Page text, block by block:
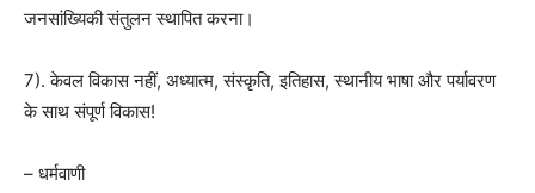
जनसांख्यिकी संतुलन स्थापित करना।
7). केवल विकास नहीं, अध्यात्म, संस्कृति, इतिहास, स्थानीय भाषा और पर्यावरण
के साथ संपूर्ण विकास!
– धर्मवाणी